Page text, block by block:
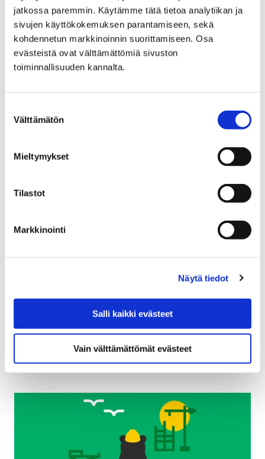
jatkossa paremmin. Käytämme tätä tietoa analytiikan ja
sivujen käyttökokemuksen parantamiseen, sekä
kohdennetun markkinoinnin suorittamiseen. Osa
evästeistä ovat välttämättömiä sivuston
toiminnallisuuden kannalta.
valinta
Välttämätön
Mieltymykset
Tilastot
Markkinointi
Näytä tiedot
Salli kaikki evästeet
Vain välttämättömät evästeet
urheilukeskuksen jalkapallo- ja pesäpallo-
olosuhteiden tarveselvitysten
laatimat tarveselvitykset Kuninkaanhaan koulun
tekonurmen kiinteiden katsomorakenteiden
kehittämisestä…